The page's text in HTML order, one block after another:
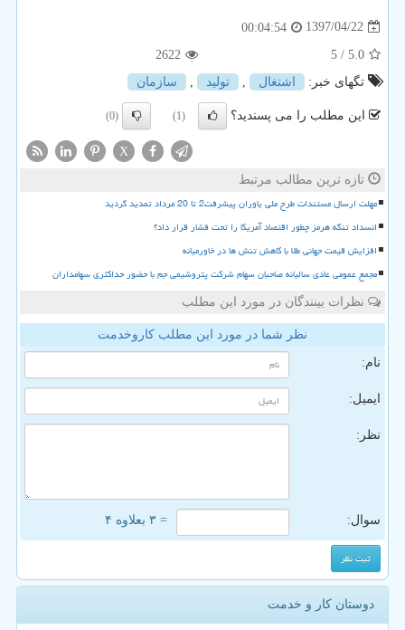
1397/04/22
00:04:54
5.0
/ 5
2622
تگهای خبر:
اشتغال , تولید , سازمان
این مطلب را می پسندید؟ (1)
(0)
X
تازه ترین مطالب مرتبط
مهلت ارسال مستندات طرح ملی یاوران پیشرفت2 تا 20 مرداد تمدید گردید
انسداد تنگه هرمز چطور اقتصاد آمریکا را تحت فشار قرار داد؟
افزایش قیمت جهانی طلا با کاهش تنش ها در خاورمیانه
مجمع عمومی عادی سالیانه صاحبان سهام شرکت پتروشیمی جم با حضور حداکثری سهامداران
نظرات بینندگان در مورد این مطلب
نظر شما در مورد این مطلب کاروخدمت
نام:
ایمیل:
نظر:
سوال: = ۳ بعلاوه ۴
دوستان کار و خدمت